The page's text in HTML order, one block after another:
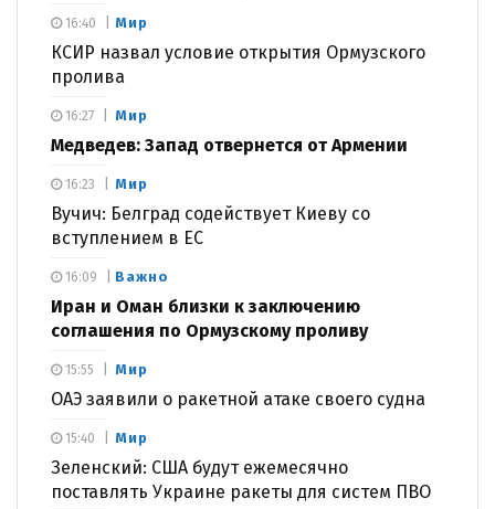
Мир
КСИР назвал условие открытия Ормузского
пролива
16:40
Мир
Медведев: Запад отвернется от Армении
16:27
Мир
Вучич: Белград содействует Киеву со
вступлением в ЕС
16:23
Важно
Иран и Оман близки к заключению
соглашения по Ормузскому проливу
16:09
Мир
ОАЭ заявили о ракетной атаке своего судна
15:55
Мир
Зеленский: США будут ежемесячно
поставлять Украине ракеты для систем ПВО
15:40